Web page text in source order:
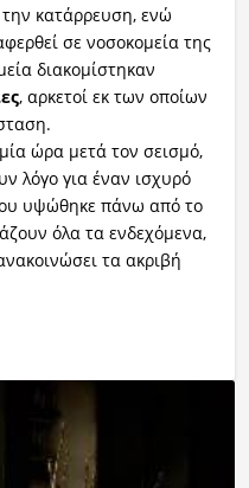
κατάρρευση, ενώ
σε νοσοκομεία της
διακομίστηκαν
, αρκετοί εκ των οποίων
ώρα μετά τον σεισμό,
λόγο για έναν ισχυρό
υψώθηκε πάνω από το
όλα τα ενδεχόμενα,
τα ακριβή